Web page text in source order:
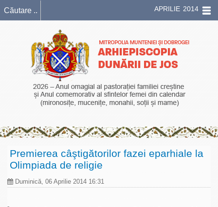
APRILIE 2014
Premierea câştigătorilor fazei eparhiale la
Olimpiada de religie
Duminică, 06 Aprilie 2014 16:31